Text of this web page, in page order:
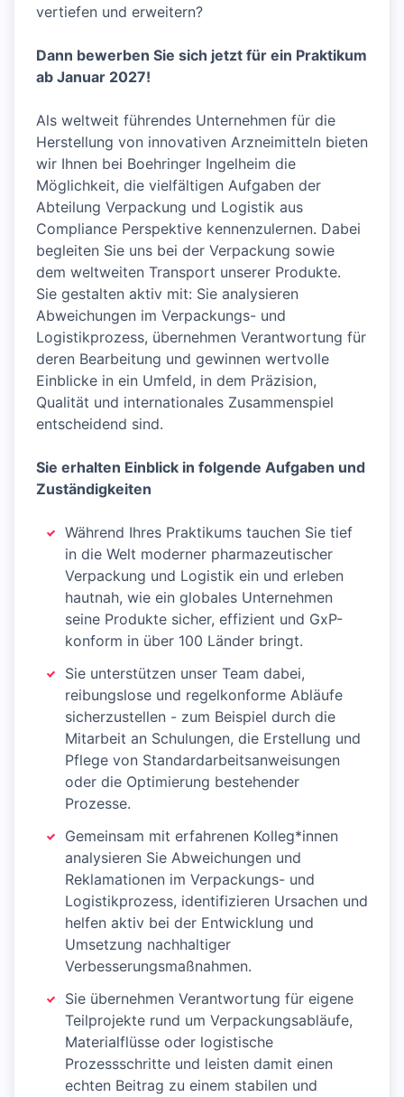
vertiefen und erweitern?
Dann bewerben Sie sich jetzt für ein Praktikum
ab Januar 2027!
Als weltweit führendes Unternehmen für die
Herstellung von innovativen Arzneimitteln bieten
wir Ihnen bei Boehringer Ingelheim die
Möglichkeit, die vielfältigen Aufgaben der
Abteilung Verpackung und Logistik aus
Compliance Perspektive kennenzulernen. Dabei
begleiten Sie uns bei der Verpackung sowie
dem weltweiten Transport unserer Produkte.
Sie gestalten aktiv mit: Sie analysieren
Abweichungen im Verpackungs- und
Logistikprozess, übernehmen Verantwortung für
deren Bearbeitung und gewinnen wertvolle
Einblicke in ein Umfeld, in dem Präzision,
Qualität und internationales Zusammenspiel
entscheidend sind.
Sie erhalten Einblick in folgende Aufgaben und
Zuständigkeiten
Während Ihres Praktikums tauchen Sie tief
in die Welt moderner pharmazeutischer
Verpackung und Logistik ein und erleben
hautnah, wie ein globales Unternehmen
seine Produkte sicher, effizient und GxP-
konform in über 100 Länder bringt.
Sie unterstützen unser Team dabei,
reibungslose und regelkonforme Abläufe
sicherzustellen - zum Beispiel durch die
Mitarbeit an Schulungen, die Erstellung und
Pflege von Standardarbeitsanweisungen
oder die Optimierung bestehender
Prozesse.
Gemeinsam mit erfahrenen Kolleg*innen
analysieren Sie Abweichungen und
Reklamationen im Verpackungs- und
Logistikprozess, identifizieren Ursachen und
helfen aktiv bei der Entwicklung und
Umsetzung nachhaltiger
Verbesserungsmaßnahmen.
Sie übernehmen Verantwortung für eigene
Teilprojekte rund um Verpackungsabläufe,
Materialflüsse oder logistische
Prozessschritte und leisten damit einen
echten Beitrag zu einem stabilen und